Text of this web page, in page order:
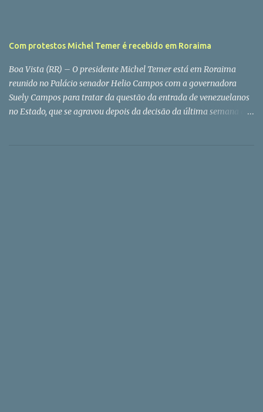
Com protestos Michel Temer é recebido em Roraima
Boa Vista (RR) – O presidente Michel Temer está em Roraima
reunido no Palácio senador Helio Campos com a governadora
Suely Campos para tratar da questão da entrada de venezuelanos
no Estado, que se agravou depois da decisão da última semana da